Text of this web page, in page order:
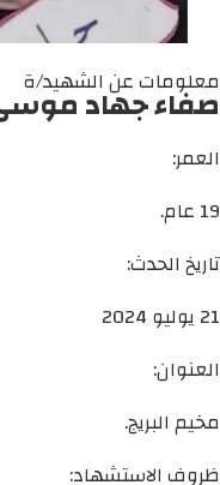
معلومات عن الشهيد/ة
صفاء جهاد
العمر:
19 عام.
تاريخ الحدث:
21 يوليو 2024
العنوان:
مخيم البريج.
ظروف الاستشهاد: